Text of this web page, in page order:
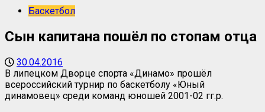
Баскетбол
Сын капитана пошёл по стопам отца
30.04.2016
В липецком Дворце спорта «Динамо» прошёл
всероссийский турнир по баскетболу «Юный
динамовец» среди команд юношей 2001-02 гг.р.